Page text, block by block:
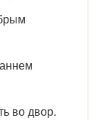
во двор.